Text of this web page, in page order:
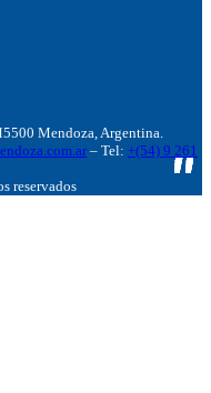
Mendoza, Argentina.
– Tel: +(54) 9 261
reservados